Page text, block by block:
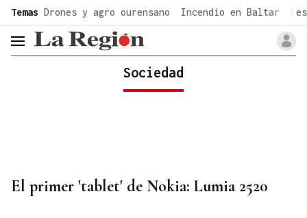
Temas Drones y agro ourensano Incendio en Baltar
header.menu.open
Sociedad
El primer 'tablet' de Nokia: Lumia 2520